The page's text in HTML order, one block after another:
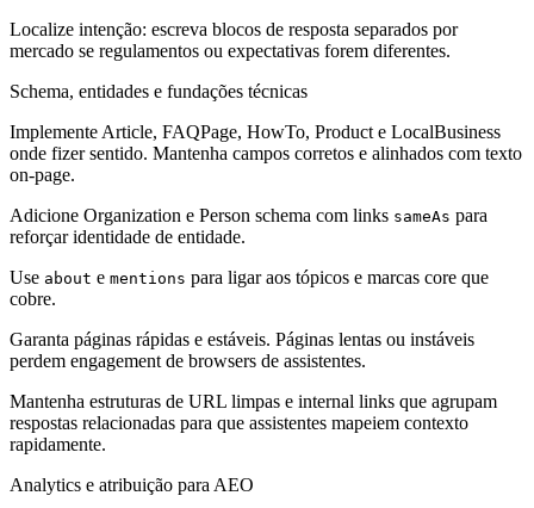
Localize intenção: escreva blocos de resposta separados por
mercado se regulamentos ou expectativas forem diferentes.
Schema, entidades e fundações técnicas
Implemente Article, FAQPage, HowTo, Product e LocalBusiness
onde fizer sentido. Mantenha campos corretos e alinhados com texto
on-page.
Adicione Organization e Person schema com links sameAs para
reforçar identidade de entidade.
Use about e mentions para ligar aos tópicos e marcas core que
cobre.
Garanta páginas rápidas e estáveis. Páginas lentas ou instáveis
perdem engagement de browsers de assistentes.
Mantenha estruturas de URL limpas e internal links que agrupam
respostas relacionadas para que assistentes mapeiem contexto
rapidamente.
Analytics e atribuição para AEO